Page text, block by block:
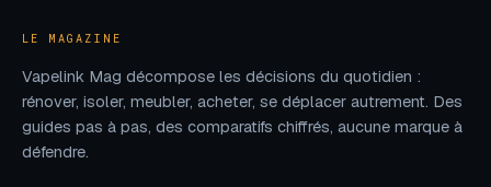
LE MAGAZINE
Vapelink Mag décompose les décisions du quotidien :
rénover, isoler, meubler, acheter, se déplacer autrement. Des
guides pas à pas, des comparatifs chiffrés, aucune marque à
défendre.